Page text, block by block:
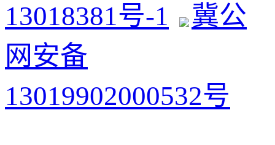
13018381号-1
冀公
网安备
13019902000532号